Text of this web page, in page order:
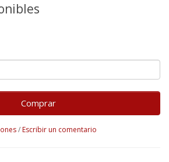
Comprar
/ Escribir un comentario